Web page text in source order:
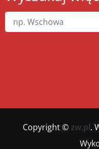
Copyright © zw.pl.